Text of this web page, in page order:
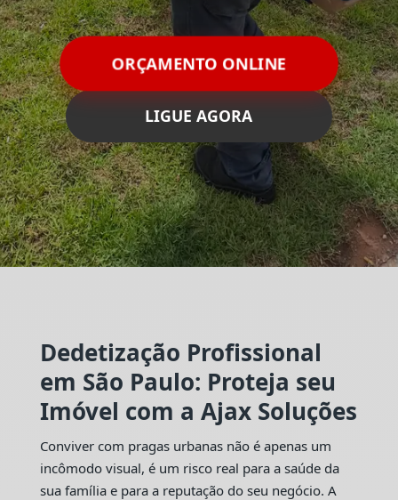
ORÇAMENTO ONLINE
LIGUE AGORA
Dedetização Profissional
em São Paulo: Proteja seu
Imóvel com a Ajax Soluções
Conviver com pragas urbanas não é apenas um
incômodo visual, é um risco real para a saúde da
sua família e para a reputação do seu negócio. A